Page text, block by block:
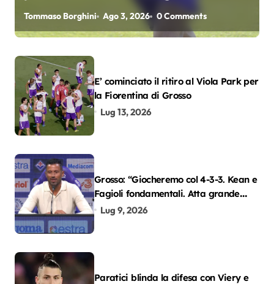
oscar del precampionato?
Tommaso Borghini Ago 3, 2026 0 Comments
E’ cominciato il ritiro al Viola Park per
la Fiorentina di Grosso
Lug 13, 2026
Grosso: “Giocheremo col 4-3-3. Kean e
Fagioli fondamentali. Atta grande
colpo”
Lug 9, 2026
Paratici blinda la difesa con Viery e